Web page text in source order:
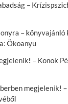
–
– könyvajánló
Ökoanyu
– Konok
megjelenik!